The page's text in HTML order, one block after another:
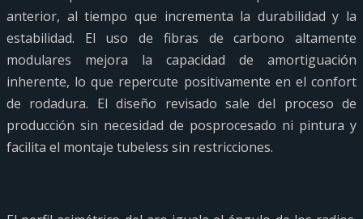
anterior, al tiempo que incrementa la durabilidad y la
estabilidad. El uso de fibras de carbono altamente
modulares mejora la capacidad de amortiguación
inherente, lo que repercute positivamente en el confort
de rodadura. El diseño revisado sale del proceso de
producción sin necesidad de posprocesado ni pintura y
facilita el montaje tubeless sin restricciones.